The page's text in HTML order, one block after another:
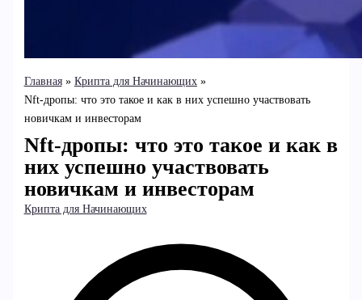
Главная
Крипта для Начинающих
Nft-дропы: что это такое и как в них успешно участвовать
новичкам и инвесторам
Nft-дропы: что это такое и как в
них успешно участвовать
новичкам и инвесторам
Крипта для Начинающих